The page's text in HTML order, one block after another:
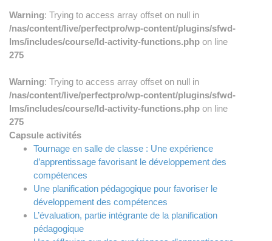
Warning: Trying to access array offset on null in
/nas/content/live/perfectpro/wp-content/plugins/sfwd-
lms/includes/course/ld-activity-functions.php on line
275
Warning: Trying to access array offset on null in
/nas/content/live/perfectpro/wp-content/plugins/sfwd-
lms/includes/course/ld-activity-functions.php on line
275
Capsule activités
Tournage en salle de classe : Une expérience
d’apprentissage favorisant le développement des
compétences
Une planification pédagogique pour favoriser le
développement des compétences
L’évaluation, partie intégrante de la planification
pédagogique